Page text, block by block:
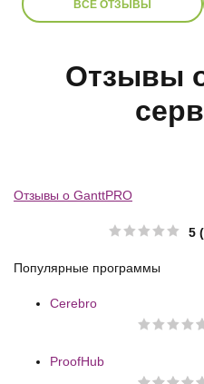
ВСЕ ОТЗЫВЫ
Отзывы
Отзывы о GanttPRO
5 (
Популярные программы
Cerebro
ProofHub